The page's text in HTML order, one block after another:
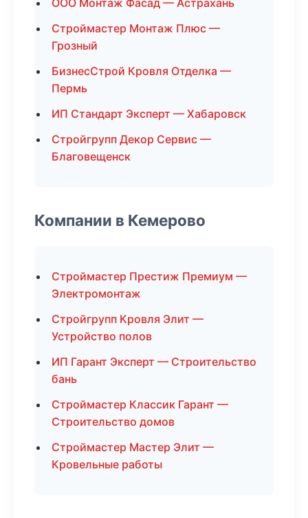
ООО Монтаж Фасад — Астрахань
Строймастер Монтаж Плюс —
Грозный
БизнесСтрой Кровля Отделка —
Пермь
ИП Стандарт Эксперт — Хабаровск
Стройгрупп Декор Сервис —
Благовещенск
Компании в Кемерово
Строймастер Престиж Премиум —
Электромонтаж
Стройгрупп Кровля Элит —
Устройство полов
ИП Гарант Эксперт — Строительство
бань
Строймастер Классик Гарант —
Строительство домов
Строймастер Мастер Элит —
Кровельные работы